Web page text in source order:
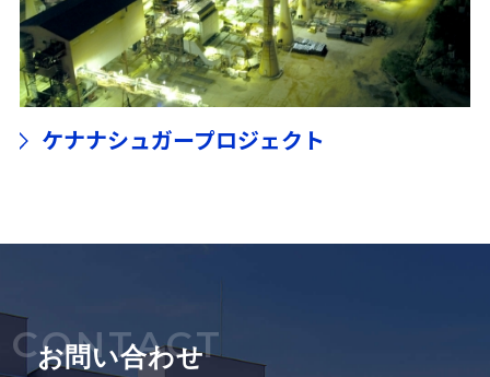
ケナナシュガープロジェクト
CONTACT
お問い合わせ